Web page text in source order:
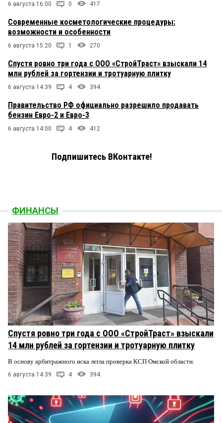
6 августа 16:00 0 417
Современные косметологические процедуры:
возможности и особенности
6 августа 15:20 1 270
Спустя ровно три года с ООО «СтройТраст» взыскали 14
млн рублей за гортензии и тротуарную плитку
6 августа 14:39 4 394
Правительство РФ официально разрешило продавать
бензин Евро-2 и Евро-3
6 августа 14:00 4 412
Подпишитесь ВКонтакте!
ФИНАНСЫ
Спустя ровно три года с ООО «СтройТраст» взыскали
14 млн рублей за гортензии и тротуарную плитку
В основу арбитражного иска легла проверка КСП Омской области.
6 августа 14:39 4 394